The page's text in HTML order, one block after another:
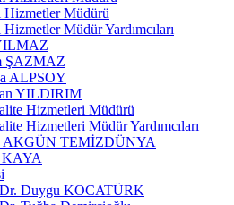
Müdürü
Müdür Yardımcıları
ŞAZMAZ
ALPSOY
YILDIRIM
Hizmetleri Müdürü
Hizmetleri Müdür Yardımcıları
AKGÜN TEMİZDÜNYA
KAYA
Duygu KOCATÜRK